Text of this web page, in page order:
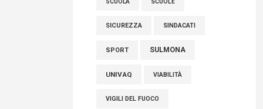
SCUOLA
SICUREZZA SINDACATI
SPORT SULMONA
UNIVAQ VIABILITÀ
VIGILI DEL FUOCO